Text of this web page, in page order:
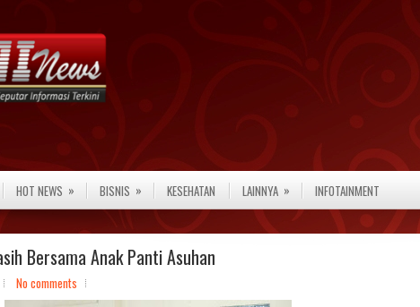
HOT NEWS » BISNIS » KESEHATAN LAINNYA » INFOTAINMENT
Bersama Anak Panti Asuhan
No comments